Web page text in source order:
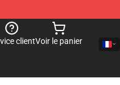
clientVoir le panier